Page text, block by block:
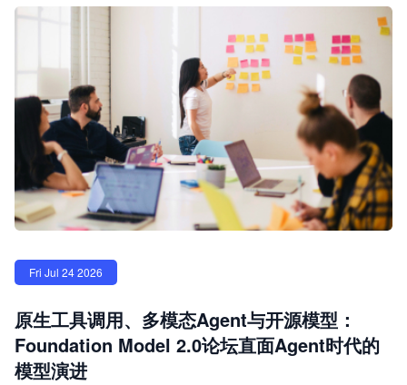
Fri Jul 24 2026
原生工具调用、多模态Agent与开源模型：
Foundation Model 2.0论坛直面Agent时代的
模型演进